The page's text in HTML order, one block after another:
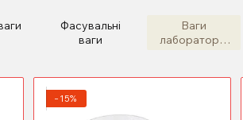
Фасувальні
ваги
Ваги
лабораторні
−15%